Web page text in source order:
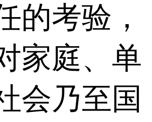
的考验，
家庭、单
会乃至国